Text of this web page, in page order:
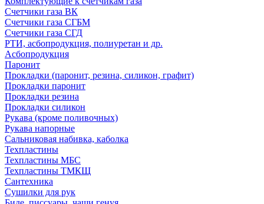
Счетчики газа ВК
Счетчики газа СГБМ
Счетчики газа СГД
РТИ, асбопродукция, полиуретан и др.
Асбопродукция
Паронит
Прокладки (паронит, резина, силикон, графит)
Прокладки паронит
Прокладки резина
Прокладки силикон
Рукава (кроме поливочных)
Рукава напорные
Сальниковая набивка, каболка
Техпластины
Техпластины МБС
Техпластины ТМКЩ
Сантехника
Сушилки для рук